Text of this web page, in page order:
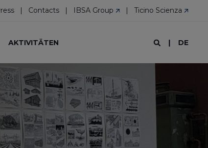
Contacts IBSA Group Ticino Scienza
AKTIVITÄTEN DE